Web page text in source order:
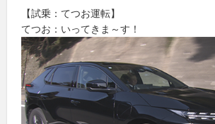
【試乗：てつお運転】
てつお：いってきま～す！